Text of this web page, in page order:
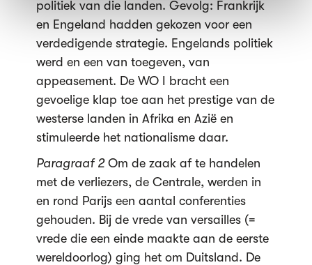
politiek van die landen. Gevolg: Frankrijk
en Engeland hadden gekozen voor een
verdedigende strategie. Engelands politiek
werd en een van toegeven, van
appeasement. De WO I bracht een
gevoelige klap toe aan het prestige van de
westerse landen in Afrika en Azië en
stimuleerde het nationalisme daar.
Paragraaf 2Om de zaak af te handelen
met de verliezers, de Centrale, werden in
en rond Parijs een aantal conferenties
gehouden. Bij de vrede van versailles (=
vrede die een einde maakte aan de eerste
wereldoorlog) ging het om Duitsland. De